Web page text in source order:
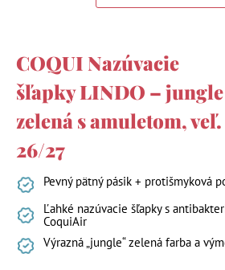
COQUI Nazúvacie
šľapky LINDO – jungle
zelená s amuletom, veľ.
26/27
Pevný pätný pásik + protišmyková
Ľahké nazúvacie šľapky s
CoquiAir
Výrazná „jungle“ zelená farba a